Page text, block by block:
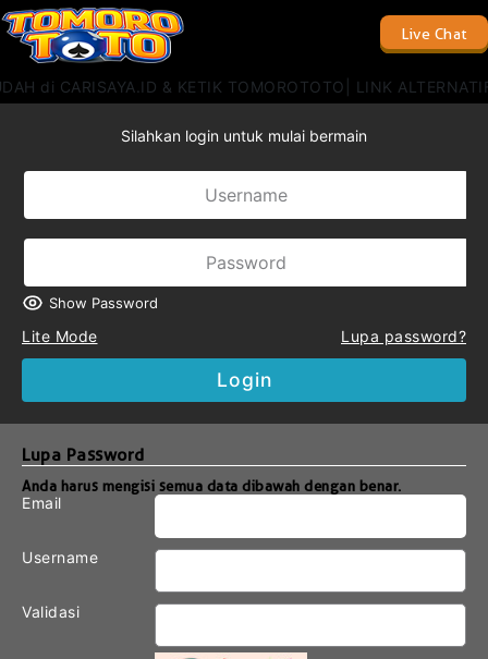
Live Chat
di CARISAYA.ID & KETIK TOMOROTOTO| LINK
Silahkan login untuk mulai bermain
Show Password
Lite Mode Lupa password?
Login
Lupa Password
Anda harus mengisi semua data dibawah dengan benar.
Email
Username
Validasi